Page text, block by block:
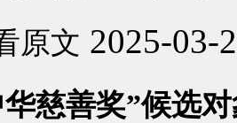
原文 2025-03-
慈善奖”候选